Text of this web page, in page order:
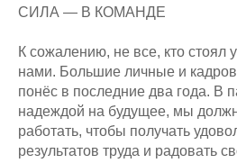
СИЛА — В КОМАНДЕ
К сожалению, не все, кто стоял
нами. Большие личные и
понёс в последние два года. В
надеждой на будущее, мы
работать, чтобы получать
результатов труда и радовать